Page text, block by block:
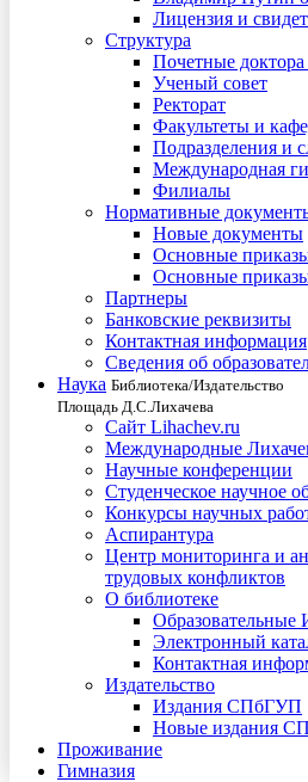
Лицензия и
Структура
Почетные доктора
Ученый совет
Ректорат
Факультеты и
Подразделения и
Международная
Филиалы
Нормативные
Новые документы
Основные
Основные
Партнеры
Банковские реквизиты
Контактная информация
Сведения об
Наука Библиотека/Издательство
Площадь Д.С.Лихачева
Сайт Lihachev.ru
Международные
Научные конференции
Студенческое научное
Конкурсы научных
Аспирантура
Центр мониторинга и
трудовых конфликтов
О библиотеке
Образовательные
Электронный
Контактная
Издательство
Издания СПбГУП
Новые издания
Проживание
Гимназия